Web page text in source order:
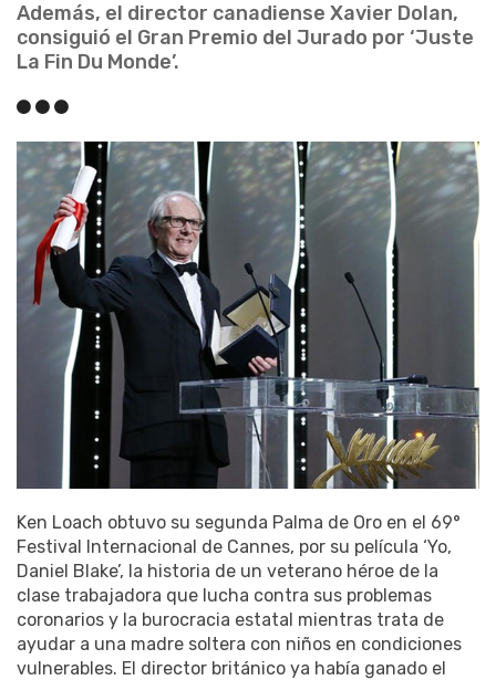
Además, el director canadiense Xavier Dolan,
consiguió el Gran Premio del Jurado por ‘Juste
La Fin Du Monde’.
Ken Loach obtuvo su segunda Palma de Oro en el 69°
Festival Internacional de Cannes, por su película ‘Yo,
Daniel Blake’, la historia de un veterano héroe de la
clase trabajadora que lucha contra sus problemas
coronarios y la burocracia estatal mientras trata de
ayudar a una madre soltera con niños en condiciones
vulnerables. El director británico ya había ganado el